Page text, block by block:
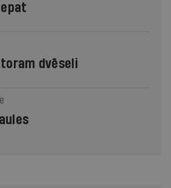
dvēseli